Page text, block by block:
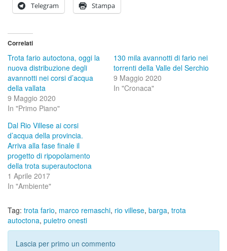
Telegram Stampa
Correlati
Trota fario autoctona, oggi la
nuova distribuzione degli
avannotti nei corsi d’acqua
della vallata
9 Maggio 2020
In "Primo Piano"
130 mila avannotti di fario nei
torrenti della Valle del Serchio
9 Maggio 2020
In "Cronaca"
Dal Rio Villese ai corsi
d’acqua della provincia.
Arriva alla fase finale il
progetto di ripopolamento
della trota superautoctona
1 Aprile 2017
In "Ambiente"
Tag: trota fario, marco remaschi, rio villese, barga, trota
autoctona, puietro onesti
Lascia per primo un commento